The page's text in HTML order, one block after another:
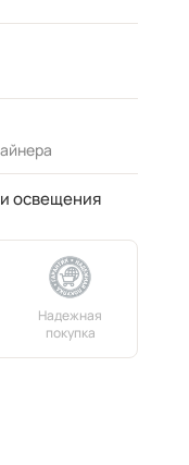
освещения